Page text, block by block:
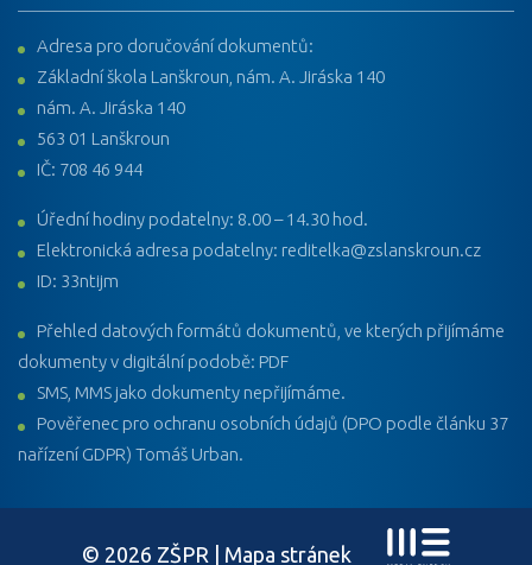
Adresa pro doručování dokumentů:
Základní škola Lanškroun, nám. A. Jiráska 140
nám. A. Jiráska 140
563 01 Lanškroun
IČ: 708 46 944
Úřední hodiny podatelny: 8.00 – 14.30 hod.
Elektronická adresa podatelny: reditelka@zslanskroun.cz
ID: 33ntijm
Přehled datových formátů dokumentů, ve kterých přijímáme
dokumenty v digitální podobě: PDF
SMS, MMS jako dokumenty nepřijímáme.
Pověřenec pro ochranu osobních údajů (DPO podle článku 37
nařízení GDPR) Tomáš Urban.
© 2026 ZŠPR | Mapa stránek